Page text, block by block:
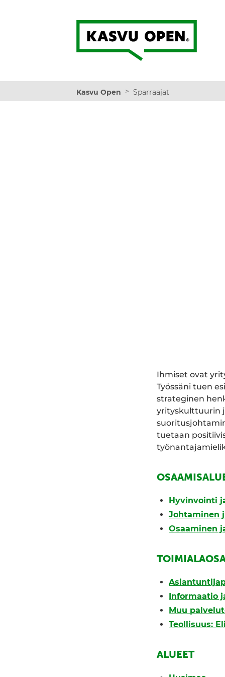
Kasvu Open
Kasvu Open > Sparraajat
Ihmiset ovat
Työssäni tuen
strateginen
yrityskulttuurin
tuetaan
Hyvinvointi
Johtaminen
Osaaminen
Informaatio
Muu
Teollisuus:
ALUEET